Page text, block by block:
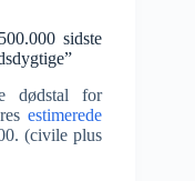
sidste
dødstal for
estimerede
(civile plus